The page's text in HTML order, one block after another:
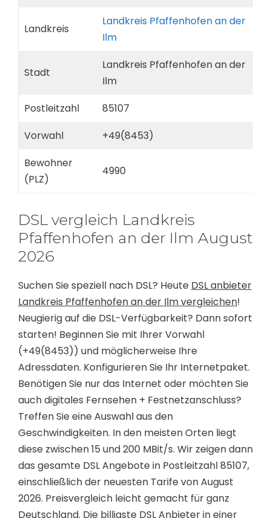
Landkreis
Landkreis Pfaffenhofen an der
Ilm
Stadt
Landkreis Pfaffenhofen an der
Ilm
Postleitzahl
85107
Vorwahl
+49(8453)
Bewohner
(PLZ)
4990
DSL vergleich Landkreis
Pfaffenhofen an der Ilm August
2026
Suchen Sie speziell nach DSL? Heute DSL anbieter
Landkreis Pfaffenhofen an der Ilm vergleichen!
Neugierig auf die DSL-Verfügbarkeit? Dann sofort
starten! Beginnen Sie mit Ihrer Vorwahl
(+49(8453)) und möglicherweise Ihre
Adressdaten. Konfigurieren Sie Ihr Internetpaket.
Benötigen Sie nur das Internet oder möchten Sie
auch digitales Fernsehen + Festnetzanschluss?
Treffen Sie eine Auswahl aus den
Geschwindigkeiten. In den meisten Orten liegt
diese zwischen 15 und 200 MBit/s. Wir zeigen dann
das gesamte DSL Angebote in Postleitzahl 85107,
einschließlich der neuesten Tarife von August
2026. Preisvergleich leicht gemacht für ganz
Deutschland. Die billigste DSL Anbieter in einer